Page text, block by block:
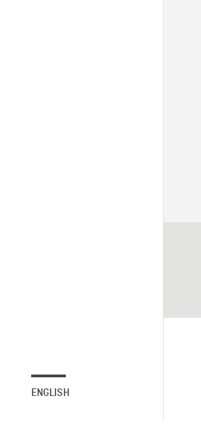
ENGLISH